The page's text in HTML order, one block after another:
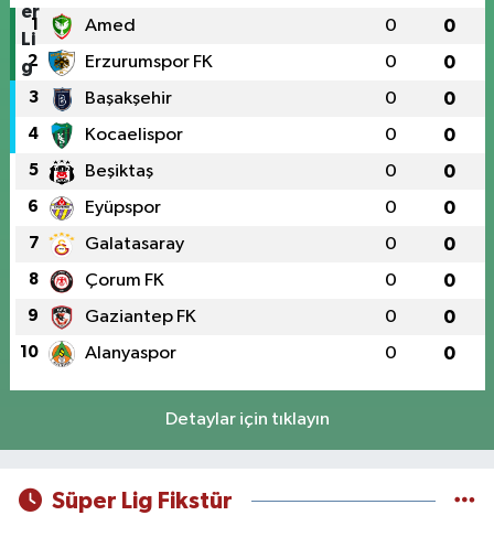
1 Amed 0 0
2 Erzurumspor FK 0 0
3 Başakşehir 0 0
4 Kocaelispor 0 0
5 Beşiktaş 0 0
6 Eyüpspor 0 0
7 Galatasaray 0 0
8 Çorum FK 0 0
9 Gaziantep FK 0 0
10 Alanyaspor 0 0
Detaylar için tıklayın
Süper Lig Fikstür